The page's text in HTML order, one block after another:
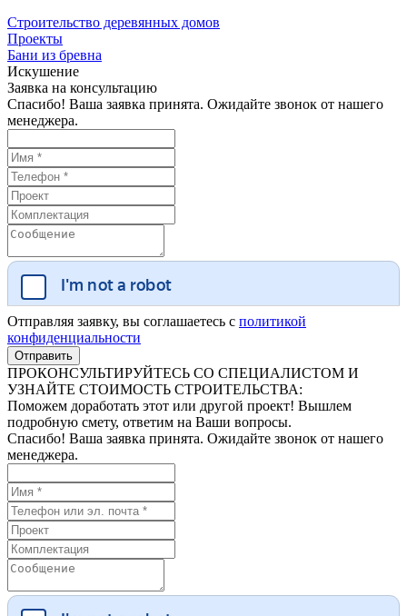
Строительство деревянных домов
Проекты
Бани из бревна
Искушение
Заявка на консультацию
Спасибо! Ваша заявка принята. Ожидайте звонок от нашего
менеджера.
Отправляя заявку, вы соглашаетесь с политикой
конфиденциальности
ПРОКОНСУЛЬТИРУЙТЕСЬ СО СПЕЦИАЛИСТОМ И
УЗНАЙТЕ СТОИМОСТЬ СТРОИТЕЛЬСТВА:
Поможем доработать этот или другой проект! Вышлем
подробную смету, ответим на Ваши вопросы.
Спасибо! Ваша заявка принята. Ожидайте звонок от нашего
менеджера.